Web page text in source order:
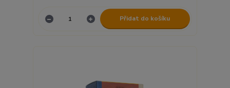
Přidat do košíku